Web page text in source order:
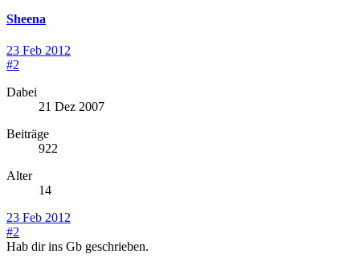
Sheena
23 Feb 2012
#2
Dabei
21 Dez 2007
Beiträge
922
Alter
14
23 Feb 2012
#2
Hab dir ins Gb geschrieben.